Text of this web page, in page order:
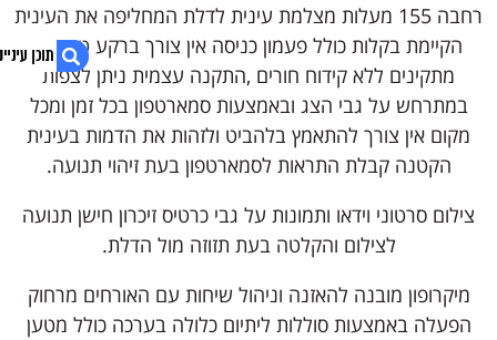
2. בונה או משפץ? קבל הצעת מחיר אטרקטיבית
4. עינית דיגיטלית לדלת אלחוטית HD עם צג "4.3 עם הקלטה
כולל פעמון כניסה מובנה וצפייה מרחוק
רחבה 155 מעלות מצלמת עינית לדלת המחליפה את העינית
הקיימת בקלות כולל פעמון כניסה אין צורך ברקע טכני או
מתקינים ללא קידוח חורים ,התקנה עצמית ניתן לצפות
במתרחש על גבי הצג ובאמצעות סמארטפון בכל זמן ומכל
מקום אין צורך להתאמץ בלהביט ולזהות את הדמות בעינית
הקטנה קבלת התראות לסמארטפון בעת זיהוי תנועה.
צילום סרטוני וידאו ותמונות על גבי כרטיס זיכרון חישן תנועה
לצילום והקלטה בעת תזוזה מול הדלת.
מיקרופון מובנה להאזנה וניהול שיחות עם האורחים מרחוק
הפעלה באמצעות סוללות ליתיום כלולה בערכה כולל מטען